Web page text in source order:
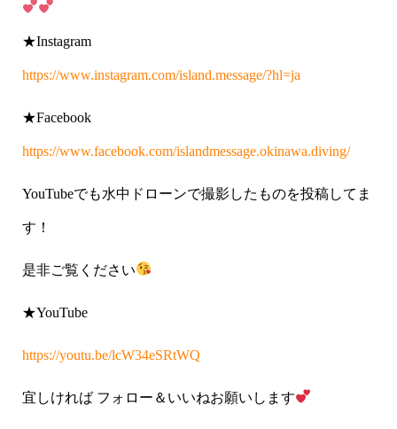
★Instagram
https://www.instagram.com/island.message/?hl=ja
★Facebook
https://www.facebook.com/islandmessage.okinawa.diving/
YouTubeでも水中ドローンで撮影したものを投稿してま
す！
是非ご覧ください
★YouTube
https://youtu.be/lcW34eSRtWQ
宜しければ フォロー＆いいねお願いします